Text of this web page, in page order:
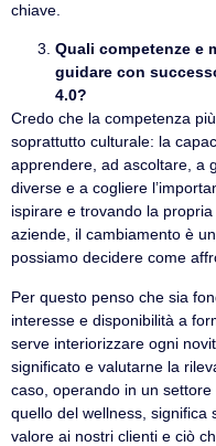
chiave.
Quali competenze e
guidare con
4.0?
Credo che la competenza
soprattutto culturale: la
apprendere, ad ascoltare, a
diverse e a cogliere
ispirare e trovando la
aziende, il cambiamento è
possiamo decidere come
Per questo penso che sia
interesse e disponibilità a
serve interiorizzare ogni
significato e valutarne la
caso, operando in un
quello del wellness, significa
valore ai nostri clienti e ciò